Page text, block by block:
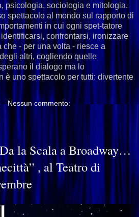
psicologia, sociologia e mitologia.
spettacolo al mondo sul rapporto di
in cui ogni spet-tatore
confrontarsi, ironizzare
- per una volta - riesce a
altri, cogliendo quelle
il dialogo ma lo
è uno spettacolo per tutti: divertente
Nessun commento:
la Scala a Broadway…
, al Teatro di